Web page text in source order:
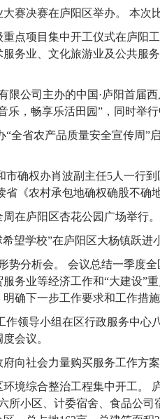
赛决赛在庐阳区举办。 本次
重点项目集中开工仪式在庐阳
务业、文化旅游业及公共服
限公司主办的中国·庐阳首届
乐，畅享乐活田园”，同时举
“全省农产品质量安全宣传周”
市确权办肖波副主任5人一行
省《农村承包地确权确股不确
在庐阳区杏花公园广场举行。
望学校”在庐阳区大杨镇跃进
势分析会。 会议总结一季度
务业等经济工作和“大建设”
确下一步工作要求和工作措
作领导小组在区行政服务中心
会议。
府向社会力量购买服务工作方
环境综合整治工程集中开工。
所小区、计委宿舍、食品公司